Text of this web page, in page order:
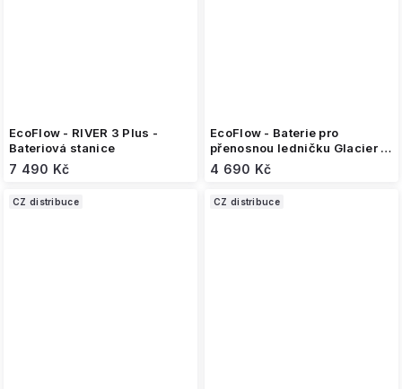
EcoFlow - RIVER 3 Plus -
Bateriová stanice
7 490 Kč
EcoFlow - Baterie pro
přenosnou ledničku Glacier a
Glacier Classic
4 690 Kč
CZ distribuce CZ distribuce